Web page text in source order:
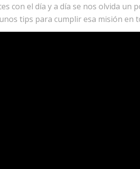
con el día y a día se nos olvida
tips para cumplir esa misión en